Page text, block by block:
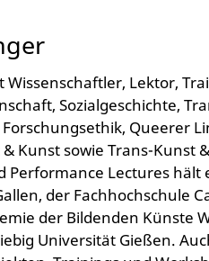
Lektor,
Sozialgeschichte,
Queerer
Kunst sowie Trans-Kunst
Lectures hält
der Fachhochschule
der Bildenden Künste
Universität Gießen.